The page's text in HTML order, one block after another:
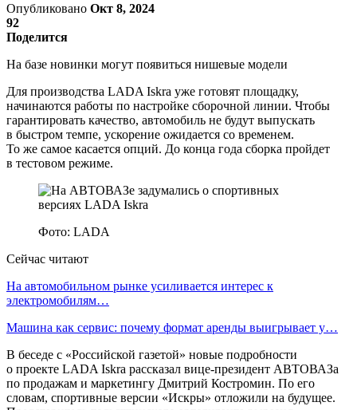
Опубликовано Окт 8, 2024
92
Поделится
На базе новинки могут появиться нишевые модели
Для производства LADA Iskra уже готовят площадку,
начинаются работы по настройке сборочной линии. Чтобы
гарантировать качество, автомобиль не будут выпускать
в быстром темпе, ускорение ожидается со временем.
То же самое касается опций. До конца года сборка пройдет
в тестовом режиме.
Фото: LADA
Сейчас читают
На автомобильном рынке усиливается интерес к
электромобилям…
Машина как сервис: почему формат аренды выигрывает у…
В беседе с «Российской газетой» новые подробности
о проекте LADA Iskra рассказал вице-президент АВТОВАЗа
по продажам и маркетингу Дмитрий Костромин. По его
словам, спортивные версии «Искры» отложили на будущее.